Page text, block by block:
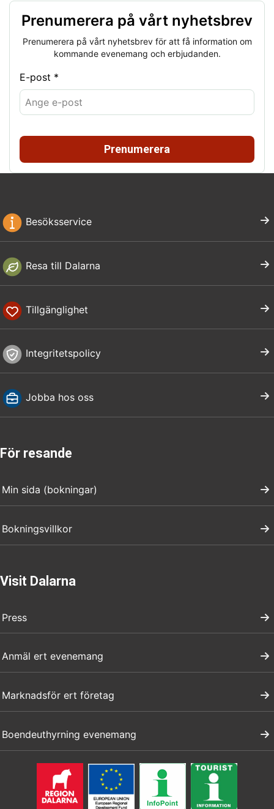
Prenumerera på vårt nyhetsbrev
Prenumerera på vårt nyhetsbrev för att få information om
kommande evenemang och erbjudanden.
E-post *
Prenumerera
Besöksservice
Resa till Dalarna
Tillgänglighet
Integritetspolicy
Jobba hos oss
För resande
Min sida (bokningar)
Bokningsvillkor
Visit Dalarna
Press
Anmäl ert evenemang
Marknadsför ert företag
Boendeuthyrning evenemang